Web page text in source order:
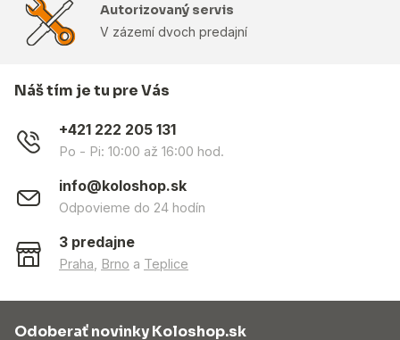
Autorizovaný servis
V zázemí dvoch predajní
Náš tím je tu pre Vás
+421 222 205 131
Po - Pi: 10:00 až 16:00 hod.
info@koloshop.sk
Odpovieme do 24 hodín
3 predajne
Praha Brno a Teplice
Odoberať novinky Koloshop.sk